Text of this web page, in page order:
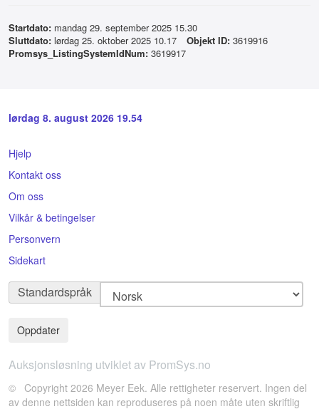
Startdato: mandag 29. september 2025 15.30
Sluttdato: lørdag 25. oktober 2025 10.17 Objekt ID: 3619916
Promsys_ListingSystemIdNum: 3619917
lørdag 8. august 2026 19.54
Hjelp
Kontakt oss
Om oss
Vilkår & betingelser
Personvern
Sidekart
Standardspråk
Auksjonsløsning utviklet av PromSys.no
© Copyright 2026 Meyer Eek. Alle rettigheter reservert. Ingen del
av denne nettsiden kan reproduseres på noen måte uten skriftlig